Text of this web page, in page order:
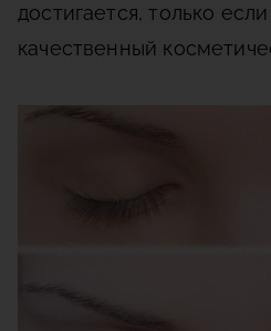
достигается, только
качественный